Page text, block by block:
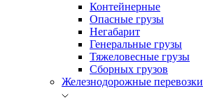
Контейнерные
Опасные грузы
Негабарит
Генеральные грузы
Тяжеловесные грузы
Сборных грузов
Железнодорожные перевозки